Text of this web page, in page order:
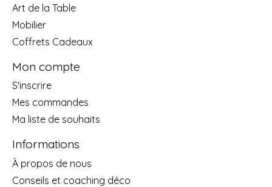
Art de la Table
Mobilier
Coffrets Cadeaux
Mon compte
S'inscrire
Mes commandes
Ma liste de souhaits
Informations
À propos de nous
Conseils et coaching déco